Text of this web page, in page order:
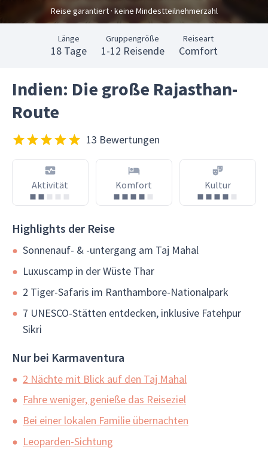
Reise garantiert · keine Mindestteilnehmerzahl
Länge
18 Tage
Gruppengröße
1-12 Reisende
Reiseart
Comfort
Indien: Die große Rajasthan-
Route
13 Bewertungen
Aktivität Komfort Kultur
Highlights der Reise
Sonnenauf- & -untergang am Taj Mahal
Luxuscamp in der Wüste Thar
2 Tiger-Safaris im Ranthambore-Nationalpark
7 UNESCO-Stätten entdecken, inklusive Fatehpur
Sikri
Nur bei Karmaventura
2 Nächte mit Blick auf den Taj Mahal
Fahre weniger, genieße das Reiseziel
Bei einer lokalen Familie übernachten
Leoparden-Sichtung